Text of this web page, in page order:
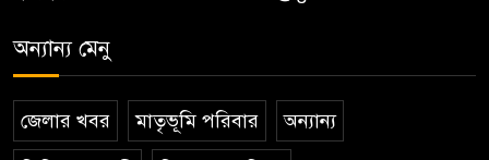
অন্যান্য মেনু
জেলার খবর মাতৃভূমি পরিবার অন্যান্য